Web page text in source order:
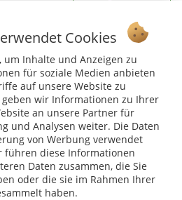
sind in verschiedenen
Kiefern/ Fichtenholz FSC Mix
Schwarz (druckimprägniert und
Lärchenholz 100%
Möbelstücks garantiert, dass
Holz aus
stammt und die Herkunft des
inkl. gesetzl. Mehrwertsteuer zzgl.
.
gmbh - Alle Rechte vorbehalten
Cookies
um Inhalte und Anzeigen zu
für soziale Medien anbieten
auf unsere Website zu
wir Informationen zu Ihrer
an unsere Partner für
und Analysen weiter. Die Daten
von Werbung verwendet
führen diese Informationen
Daten zusammen, die Sie
oder die sie im Rahmen Ihrer
haben.